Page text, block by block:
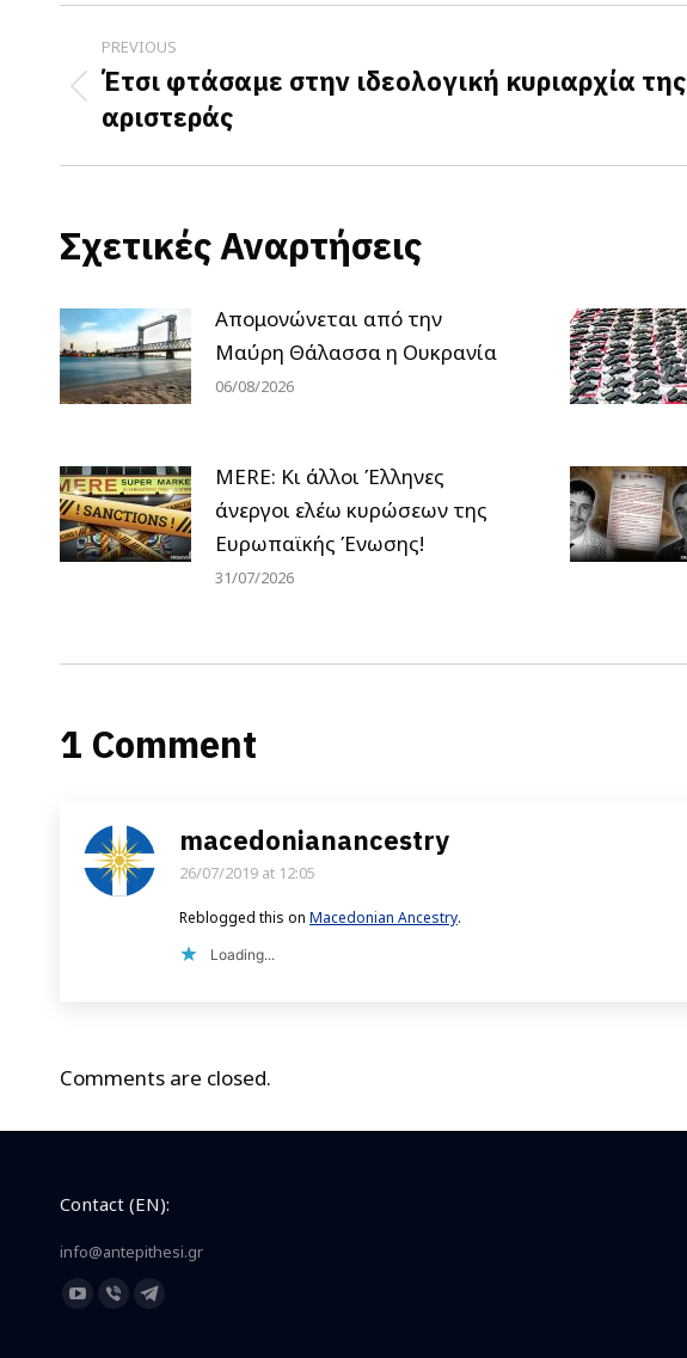
Post
navigation
PREVIOUS
Previous
post:
Έτσι φτάσαμε στην ιδεολογική κυριαρχία της
αριστεράς
Σχετικές Αναρτήσεις
Απομονώνεται από την
Μαύρη Θάλασσα η Ουκρανία
06/08/2026
MERE: Κι άλλοι Έλληνες
άνεργοι ελέω κυρώσεων της
Ευρωπαϊκής Ένωσης!
31/07/2026
1 Comment
macedonianancestry
says:
26/07/2019 at 12:05
Reblogged this on Macedonian Ancestry.
Loading...
Comments are closed.
Contact (EN):
info@antepithesi.gr
Find us on:
YouTubeViberTelegram